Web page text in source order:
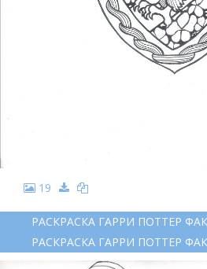
19
РАСКРАСКА ГАРРИ ПОТТЕР
РАСКРАСКА ГАРРИ ПОТТЕР